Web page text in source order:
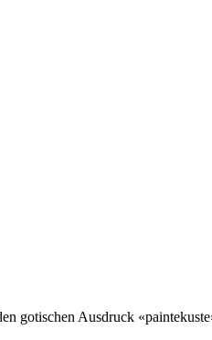
gotischen Ausdruck